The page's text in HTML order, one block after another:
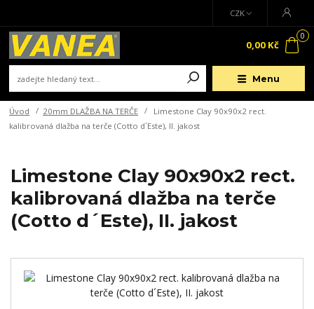
Menu
CZK
0
0,00 Kč
Úvod 20mm DLAŽBA NA TERČE
Limestone Clay 90x90x2 rect.
kalibrovaná dlažba na terče (Cotto d´Este), II. jakost
Limestone Clay 90x90x2 rect.
kalibrovaná dlažba na terče
(Cotto d´Este), II. jakost